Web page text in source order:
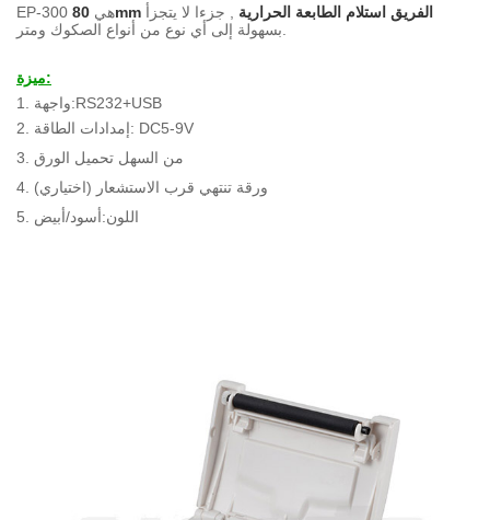
EP-300 هي
80mm الفريق استلام الطابعة الحرارية , جزءا لا يتجزأ
ميزة:
1. واجهة:RS232+USB
2. إمدادات الطاقة: DC5-9V
3.
من السهل تحميل الورق
4. ورقة تنتهي قرب الاستشعار (اختياري)
5.
اللون:أسود/أبيض